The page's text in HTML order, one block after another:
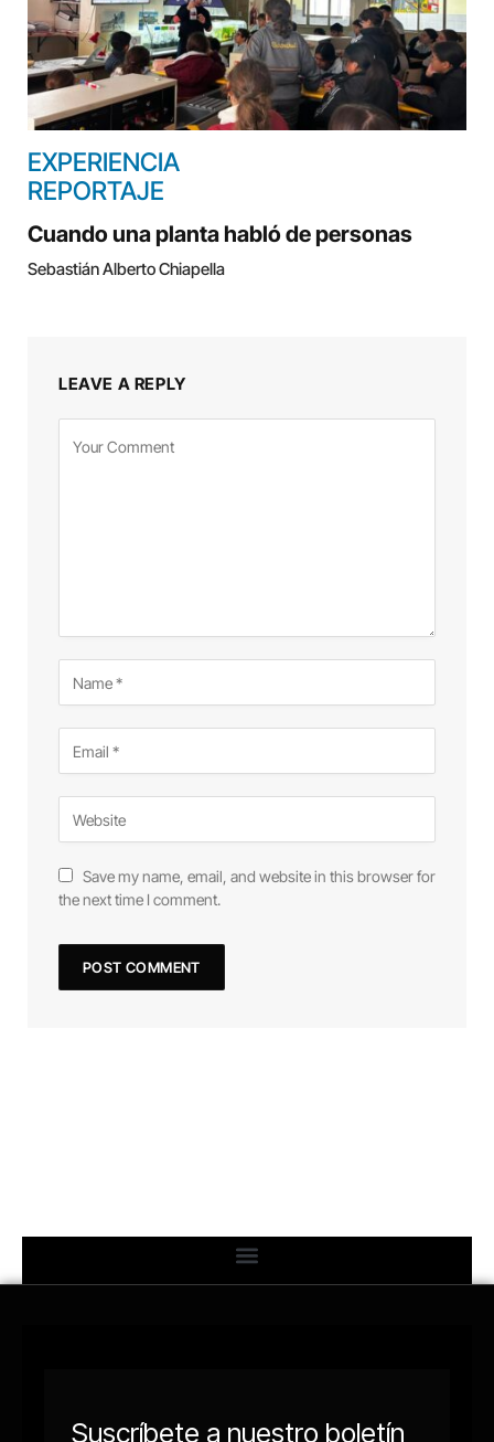
EXPERIENCIA
REPORTAJE
Cuando una planta habló de personas
Sebastián Alberto Chiapella
LEAVE A REPLY
Save my name, email, and website in this browser for
the next time I comment.